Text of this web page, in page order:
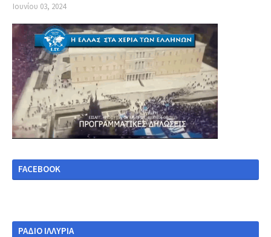
Ιουνίου 03, 2024
FACEBOOK
ΡΑΔΙΟ ΙΛΛΥΡΙΑ